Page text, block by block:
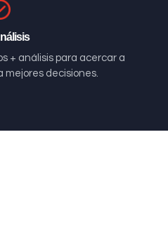
+ análisis para acercar a
mejores decisiones.